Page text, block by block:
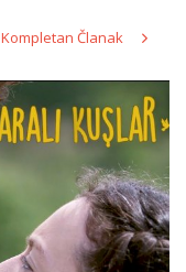
Kompletan Članak